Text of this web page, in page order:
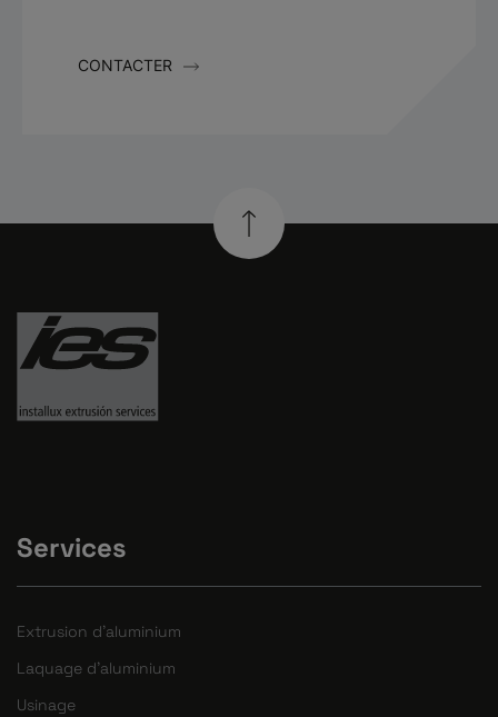
CONTACTER
Services
Extrusion d'aluminium
Laquage d'aluminium
Usinage